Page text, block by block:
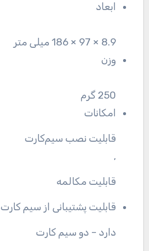
ابعاد
8.9 × 97 × 186 میلی متر
وزن
250 گرم
امکانات
قابلیت نصب سیم‌کارت
,
قابلیت مکالمه
قابلیت پشتیبانی از سیم کارت
دارد – دو سیم کارت